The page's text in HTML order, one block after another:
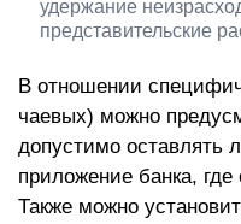
удержание
представительские
В отношении
чаевых) можно
допустимо оставлять
приложение банка, где
Также можно